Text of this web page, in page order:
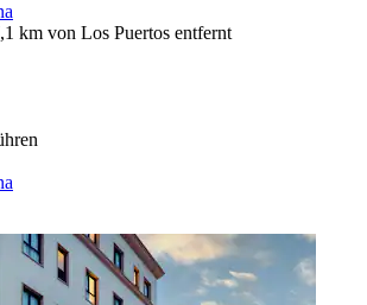
km von Los Puertos entfernt